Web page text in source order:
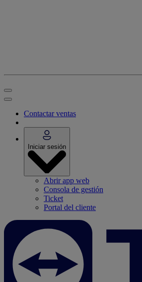
Contactar ventas
Iniciar sesión
Abrir app web
Consola de gestión
Ticket
Portal del cliente